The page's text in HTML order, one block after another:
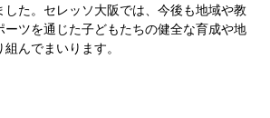
トサルパーク セレッソフットサルパーク長居
舞洲
YANMAR HANASAKA STADIUM
子供のサッカースクール
した。セレッソ大阪では、今後も地域や教
ツを通じた子どもたちの健全な育成や地
んでまいります。